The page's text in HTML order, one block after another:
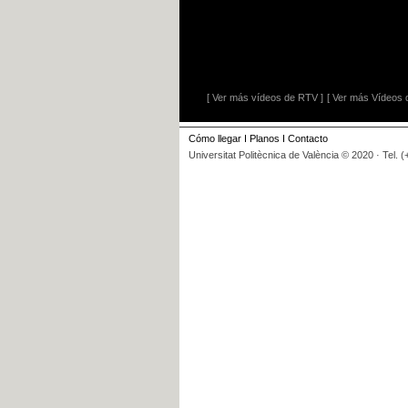
[ Ver más vídeos de RTV ] [ Ver más Vídeos
Cómo llegar I Planos I Contacto
Universitat Politècnica de València © 2020 · Tel.